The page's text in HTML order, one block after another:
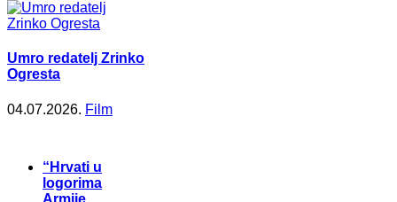
Umro redatelj Zrinko
Ogresta
04.07.2026. Film
“Hrvati u
logorima
Armije